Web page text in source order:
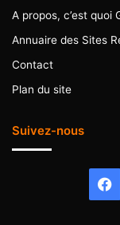
A propos, c’est quoi
Annuaire des Sites
Contact
Plan du site
Suivez-nous